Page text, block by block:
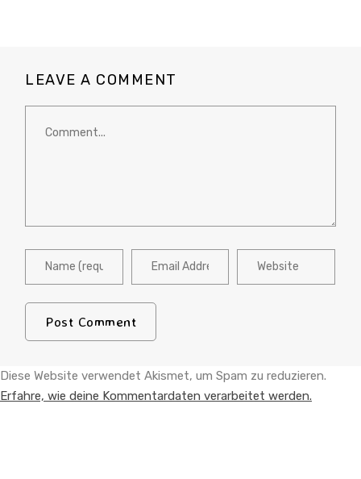
LEAVE A COMMENT
Diese Website verwendet Akismet, um Spam zu reduzieren.
Erfahre, wie deine Kommentardaten verarbeitet werden.